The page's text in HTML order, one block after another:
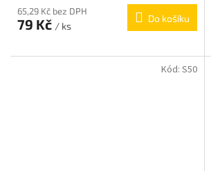
65,29 Kč bez DPH
79 Kč / ks
Do košíku
Kód: S50